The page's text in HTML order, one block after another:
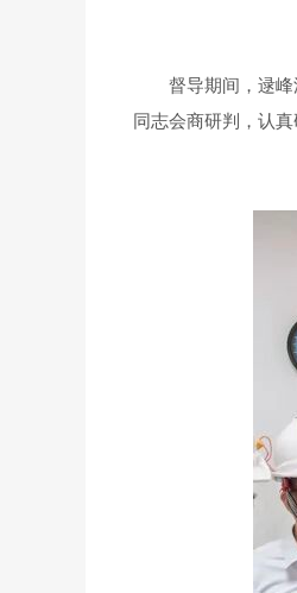
督导期间，逯
同志会商研判，认真